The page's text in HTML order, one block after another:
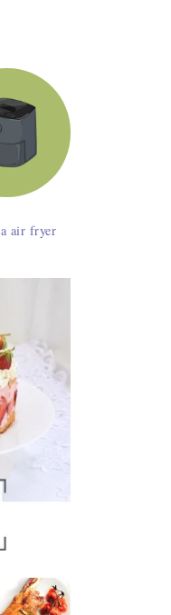
air fryer